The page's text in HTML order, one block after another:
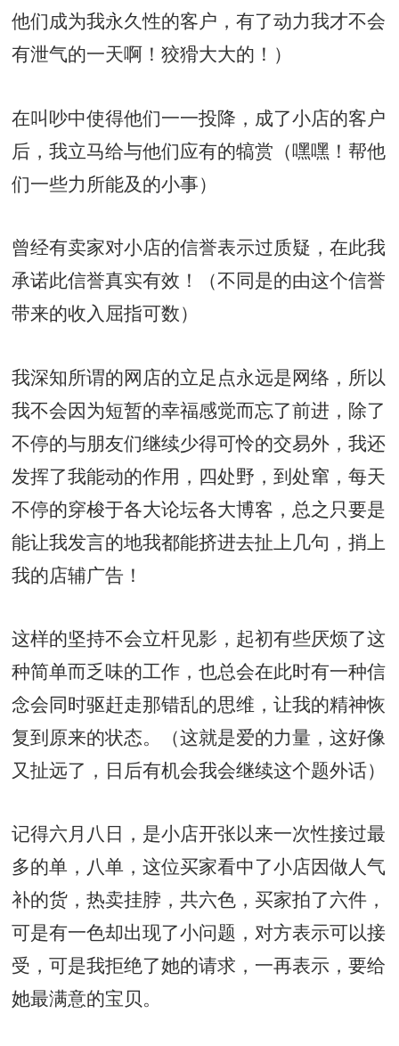
他们成为我永久性的客户，有了动力我才不会
有泄气的一天啊！狡猾大大的！）
在叫吵中使得他们一一投降，成了小店的客户
后，我立马给与他们应有的犒赏（嘿嘿！帮他
们一些力所能及的小事）
曾经有卖家对小店的信誉表示过质疑，在此我
承诺此信誉真实有效！（不同是的由这个信誉
带来的收入屈指可数）
我深知所谓的网店的立足点永远是网络，所以
我不会因为短暂的幸福感觉而忘了前进，除了
不停的与朋友们继续少得可怜的交易外，我还
发挥了我能动的作用，四处野，到处窜，每天
不停的穿梭于各大论坛各大博客，总之只要是
能让我发言的地我都能挤进去扯上几句，捎上
我的店辅广告！
这样的坚持不会立杆见影，起初有些厌烦了这
种简单而乏味的工作，也总会在此时有一种信
念会同时驱赶走那错乱的思维，让我的精神恢
复到原来的状态。（这就是爱的力量，这好像
又扯远了，日后有机会我会继续这个题外话）
记得六月八日，是小店开张以来一次性接过最
多的单，八单，这位买家看中了小店因做人气
补的货，热卖挂脖，共六色，买家拍了六件，
可是有一色却出现了小问题，对方表示可以接
受，可是我拒绝了她的请求，一再表示，要给
她最满意的宝贝。